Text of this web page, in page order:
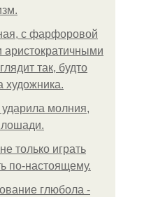
с фарфоровой
аристократичными
так, будто
художника.
ударила молния,
лошади.
только играть
по-настоящему.
глюбола -